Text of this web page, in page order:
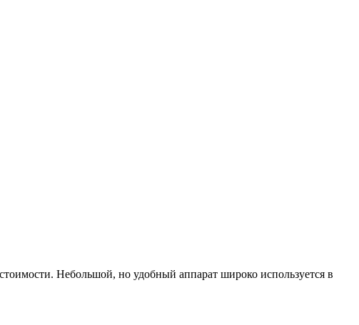
Небольшой, но удобный аппарат широко используется в